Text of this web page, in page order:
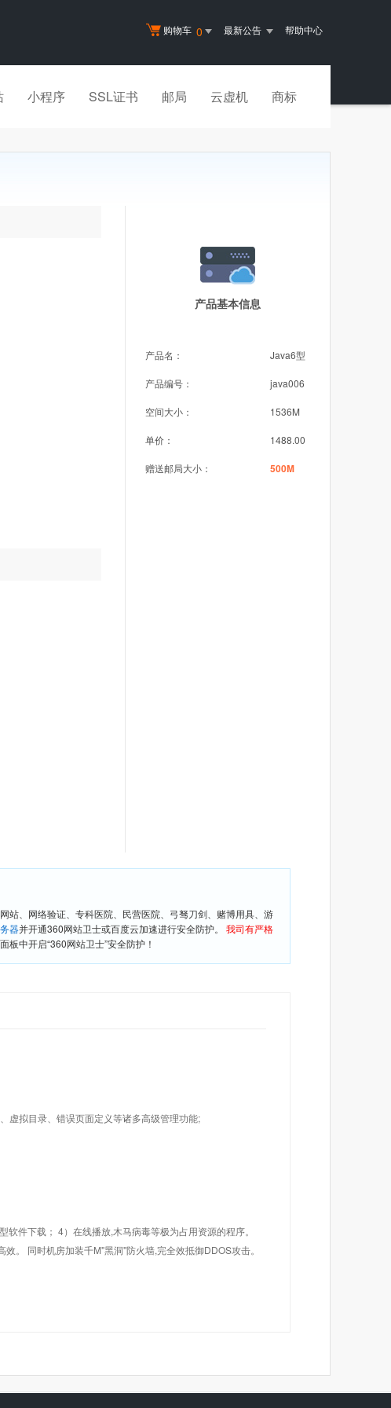
购物车 0 最新公告 帮助中心
小程序 SSL证书 邮局 云虚机 商标
产品基本信息
产品名： Java6型
产品编号： java006
空间大小： 1536M
单价： 1488.00
赠送邮局大小： 500M
站、网络验证、专科医院、民营医院、弓驽刀剑、赌博用具、游
器并开通360网站卫士或百度云加速进行安全防护。 我司有严格
中开启“360网站卫士”安全防护！
虚拟目录、错误页面定义等诸多高级管理功能;
件下载； 4）在线播放,木马病毒等极为占用资源的程序。
。 同时机房加装千M"黑洞"防火墙,完全效抵御DDOS攻击。